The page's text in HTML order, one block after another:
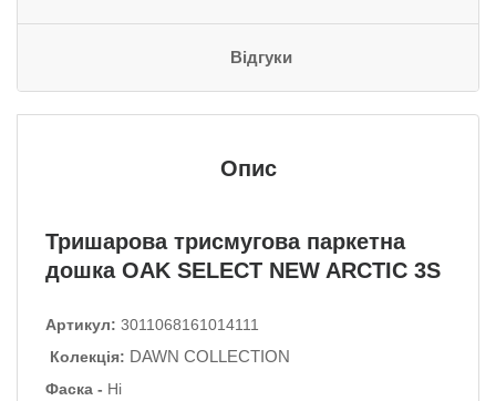
Відгуки
Опис
Тришарова трисмугова паркетна
дошка OAK SELECT NEW ARCTIC 3S
Артикул: 3011068161014111
Колекція: DAWN COLLECTION
Фаска - Ні